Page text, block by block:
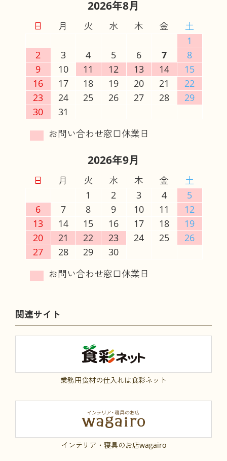
2026年8月
日 月 火 水 木 金
土
1
2
3 4 5 6 7
8
9
10 11 12 13 14
15
16
17 18 19 20 21
22
23
24 25 26 27 28
29
30
31
2026年9月
日 月 火 水 木 金
土
1
2 3 4
5
6
7 8 9 10 11
12
13
14 15 16 17 18
19
20
21 22 23 24 25
26
27
28 29 30
関連サイト
業務用食材の仕入れは食彩ネット
インテリア・寝具のお店wagairo